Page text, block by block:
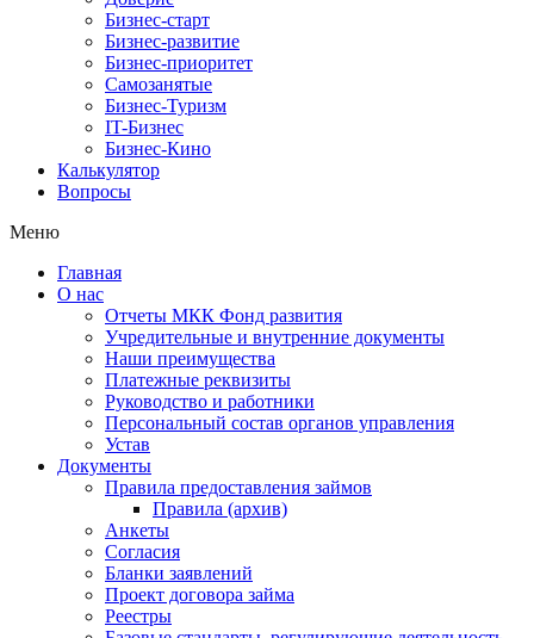
Бизнес-старт
Бизнес-развитие
Бизнес-приоритет
Самозанятые
Бизнес-Туризм
IT-Бизнес
Бизнес-Кино
Калькулятор
Вопросы
Меню
Главная
О нас
Отчеты МКК Фонд развития
Учредительные и внутренние документы
Наши преимущества
Платежные реквизиты
Руководство и работники
Персональный состав органов управления
Устав
Документы
Правила предоставления займов
Правила (архив)
Анкеты
Согласия
Бланки заявлений
Проект договора займа
Реестры